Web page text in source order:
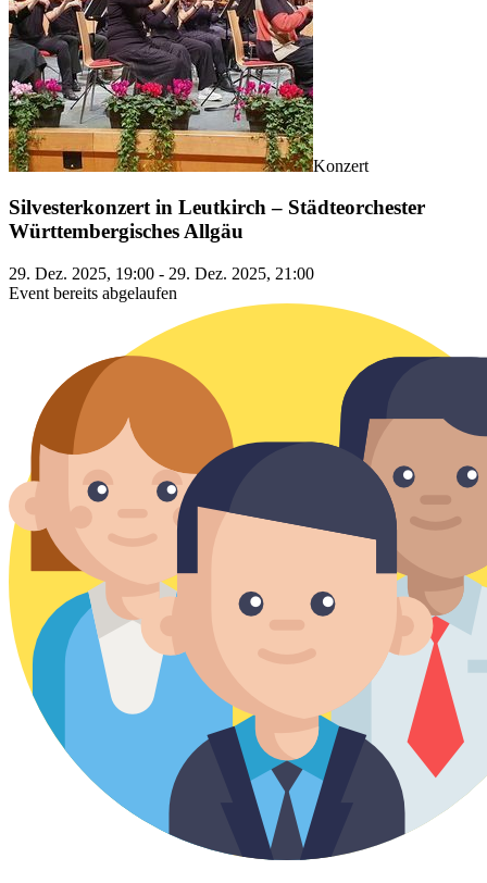
Konzert
Silvesterkonzert in Leutkirch – Städteorchester
Württembergisches Allgäu
29. Dez. 2025, 19:00 - 29. Dez. 2025, 21:00
Event bereits abgelaufen